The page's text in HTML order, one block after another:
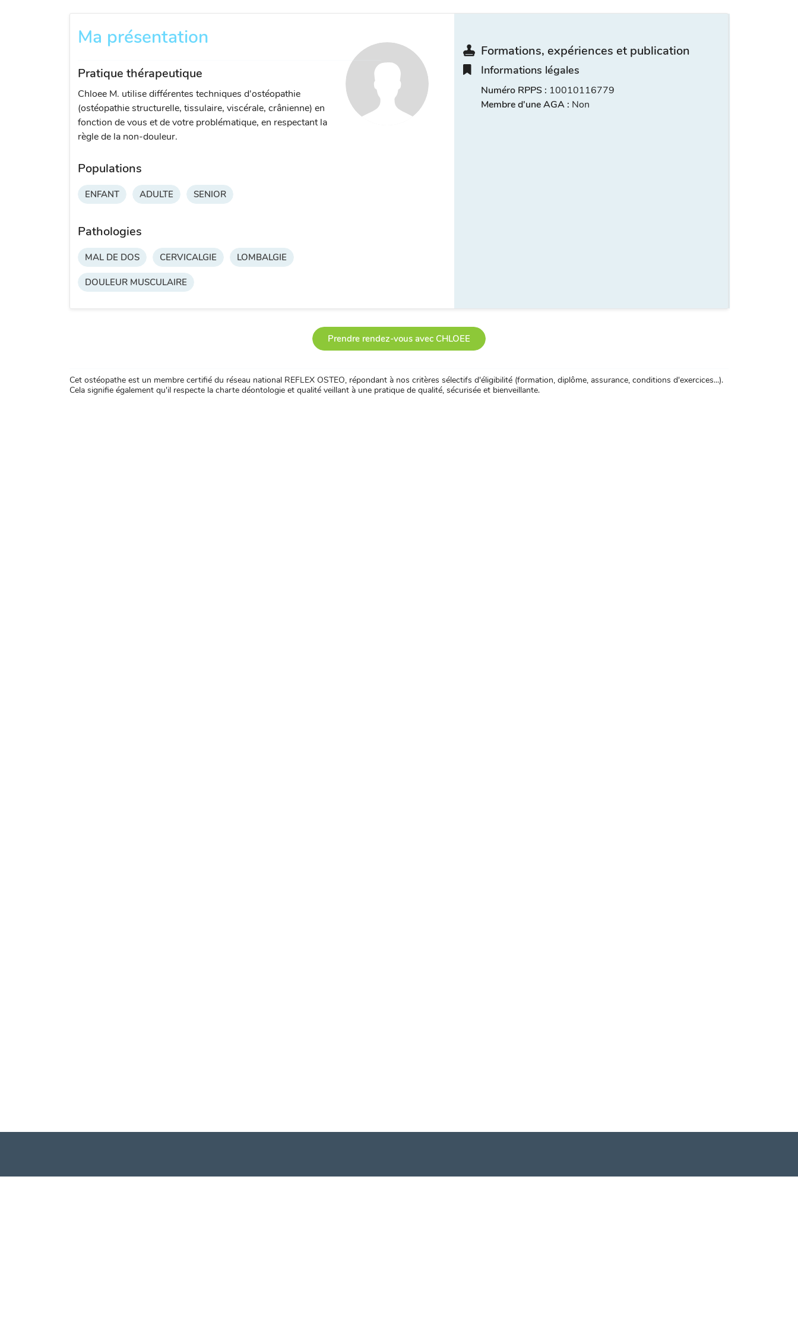
Ma présentation
Pratique thérapeutique
Chloee M. utilise différentes techniques d'ostéopathie
(ostéopathie structurelle, tissulaire, viscérale, crânienne) en
fonction de vous et de votre problématique, en respectant la
règle de la non-douleur.
Populations
ENFANT ADULTE SENIOR
Pathologies
MAL DE DOS CERVICALGIE LOMBALGIE
DOULEUR MUSCULAIRE
Formations, expériences et publication
Informations légales
Numéro RPPS : 10010116779
Membre d'une AGA : Non
Prendre rendez-vous avec CHLOEE
Cet ostéopathe est un membre certifié du réseau national REFLEX OSTEO, répondant à nos critères sélectifs d'éligibilité (formation, diplôme, assurance, conditions d'exercices...).
Cela signifie également qu'il respecte la charte déontologie et qualité veillant à une pratique de qualité, sécurisée et bienveillante.